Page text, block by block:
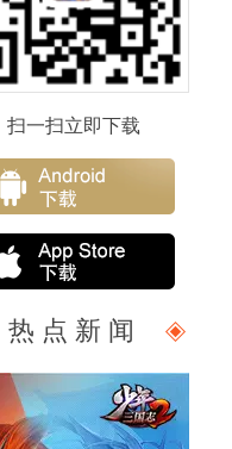
扫一扫立即下载
热 点 新 闻